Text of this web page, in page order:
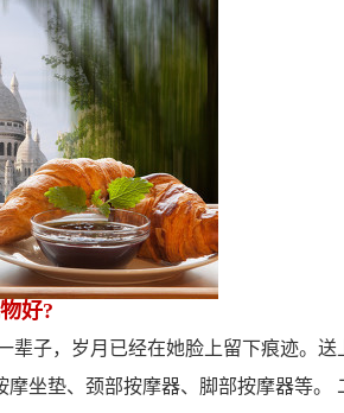
好?
辈子，岁月已经在她脸上留下痕迹。
坐垫、颈部按摩器、脚部按摩器等。